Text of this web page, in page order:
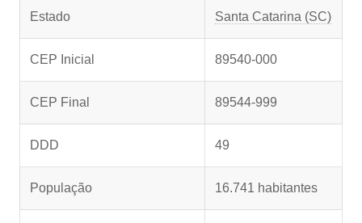
Estado Santa Catarina (SC)
CEP Inicial 89540-000
CEP Final 89544-999
DDD 49
População 16.741 habitantes